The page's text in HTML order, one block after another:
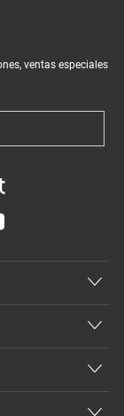
ventas especiales